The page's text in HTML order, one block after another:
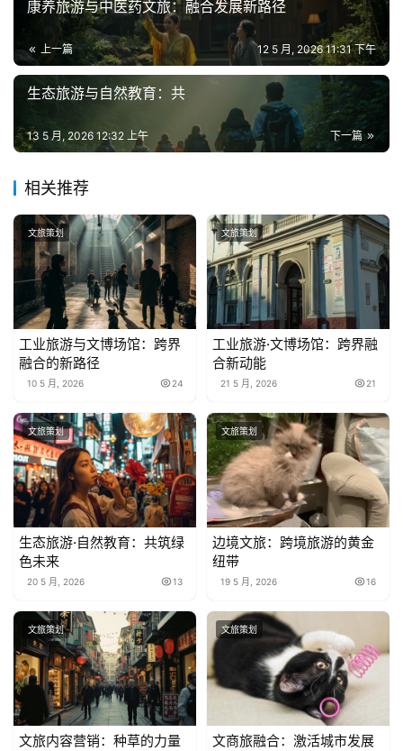
康养旅游与中医药文旅：融合发展新路径
上一篇 12 5 月, 2026 11:31 下午
生态旅游与自然教育：共
下一篇
13 5 月, 2026 12:32 上午
相关推荐
文旅策划
工业旅游与文博场馆：跨界
融合的新路径
10 5 月, 2026 24
文旅策划
工业旅游·文博场馆：跨界融
合新动能
21 5 月, 2026 21
文旅策划
生态旅游·自然教育：共筑绿
色未来
20 5 月, 2026 13
文旅策划
边境文旅：跨境旅游的黄金
纽带
19 5 月, 2026 16
文旅策划
文旅内容营销：种草的力量
文旅策划
文商旅融合：激活城市发展